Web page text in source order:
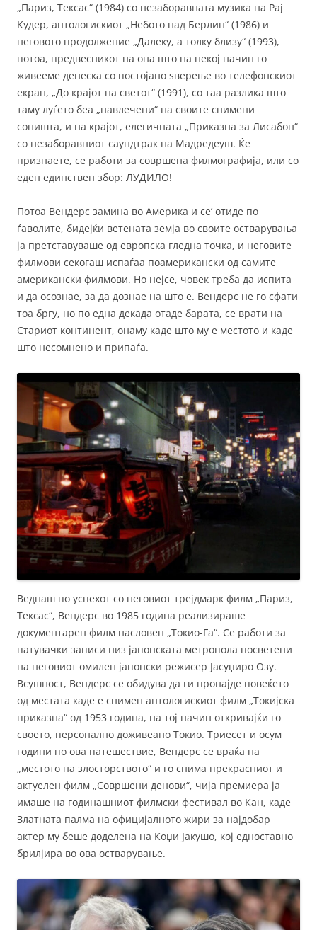
„Париз, Тексас“ (1984) со незаборавната музика на Рај
Кудер, антологискиот „Небото над Берлин“ (1986) и
неговото продолжение „Далеку, а толку близу“ (1993),
потоа, предвесникот на она што на некој начин го
живееме денеска со постојано ѕверење во телефонскиот
екран, „До крајот на светот“ (1991), со таа разлика што
таму луѓето беа „навлечени“ на своите снимени
соништа, и на крајот, елегичната „Приказна за Лисабон“
со незаборавниот саундтрак на Мадредеуш. Ќе
признаете, се работи за совршена филмографија, или со
еден единствен збор: ЛУДИЛО!
Потоа Вендерс замина во Америка и се’ отиде по
ѓаволите, бидејќи ветената земја во своите остварувања
ја претставуваше од европска гледна точка, и неговите
филмови секогаш испаѓаа поамерикански од самите
американски филмови. Но нејсе, човек треба да испита
и да осознае, за да дознае на што е. Вендерс не го сфати
тоа бргу, но по една декада отаде барата, се врати на
Стариот континент, онаму каде што му е местото и каде
што несомнено и припаѓа.
Веднаш по успехот со неговиот трејдмарк филм „Париз,
Тексас“, Вендерс во 1985 година реализираше
документарен филм насловен „Токио-Га“. Се работи за
патувачки записи низ јапонската метропола посветени
на неговиот омилен јапонски режисер Јасуџиро Озу.
Всушност, Вендерс се обидува да ги пронајде повеќето
од местата каде е снимен антологискиот филм „Токијска
приказна“ од 1953 година, на тој начин откривајќи го
своето, персонално доживеано Токио. Триесет и осум
години по ова патешествие, Вендерс се враќа на
„местото на злосторството“ и го снима прекрасниот и
актуелен филм „Совршени денови“, чија премиера ја
имаше на годинашниот филмски фестивал во Кан, каде
Златната палма на официјалното жири за најдобар
актер му беше доделена на Коџи Јакушо, кој едноставно
брилјира во ова остварување.